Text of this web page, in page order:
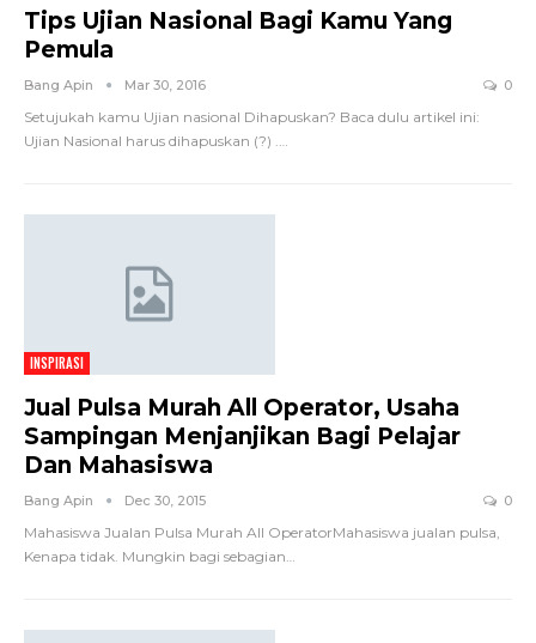
Tips Ujian Nasional Bagi Kamu Yang
Pemula
Bang Apin Mar 30, 2016 0
Setujukah kamu Ujian nasional Dihapuskan? Baca dulu artikel ini:
Ujian Nasional harus dihapuskan (?) .…
INSPIRASI
Jual Pulsa Murah All Operator, Usaha
Sampingan Menjanjikan Bagi Pelajar
Dan Mahasiswa
Bang Apin Dec 30, 2015 0
Mahasiswa Jualan Pulsa Murah All OperatorMahasiswa jualan pulsa,
Kenapa tidak. Mungkin bagi sebagian…